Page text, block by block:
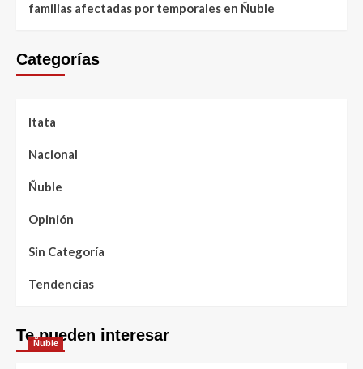
familias afectadas por temporales en Ñuble
Categorías
Itata
Nacional
Ñuble
Opinión
Sin Categoría
Tendencias
Te pueden interesar
Ñuble